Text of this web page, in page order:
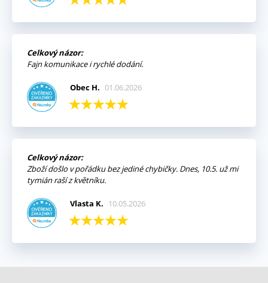
Celkový názor:
Fajn komunikace i rychlé dodání.
Obec H. 01.06.2026
Celkový názor:
Zboží došlo v pořádku bez jediné chybičky. Dnes, 10.5. už mi
tymián raší z květníku.
Vlasta K. 10.05.2026